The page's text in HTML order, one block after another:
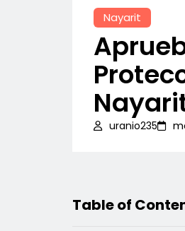
Nayarit
uranio235
Table of